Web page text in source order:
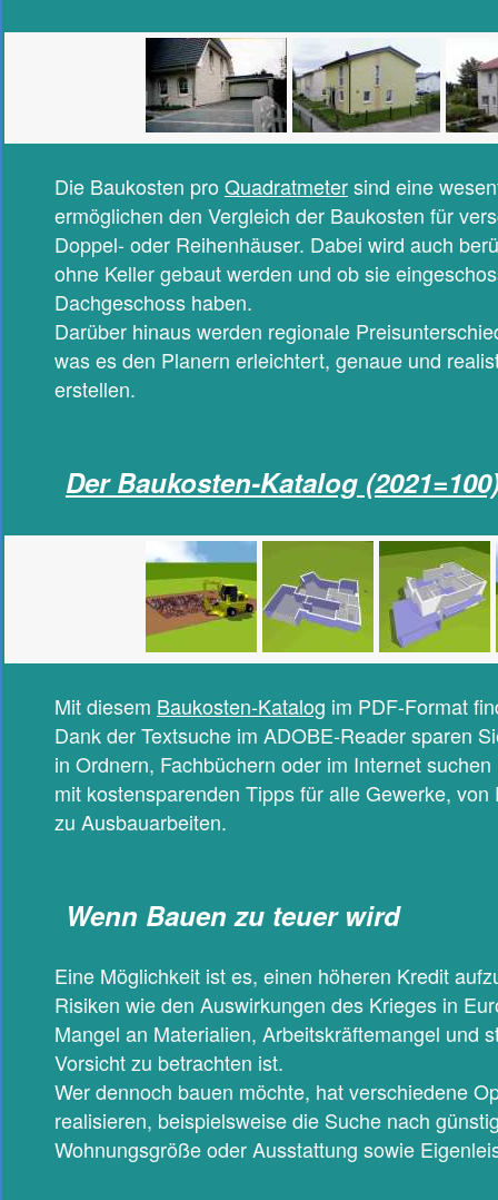
Die Baukosten proQuadratmetersind eine
ermöglichen den Vergleich der Baukosten für
Doppel- oder Reihenhäuser. Dabei wird auch
ohne Keller gebaut werden und ob sie
Dachgeschoss haben.
Darüber hinaus werden regionale
was es den Planern erleichtert, genaue und
erstellen.
Der Baukosten-Katalog
Mit diesem Baukosten-Katalog im PDF-Format
Dank der Textsuche im ADOBE-Reader sparen
in Ordnern, Fachbüchern oder im Internet
mit kostensparenden Tipps für alle Gewerke,
zu Ausbauarbeiten.
Wenn Bauen zu teuer wird
Eine Möglichkeit ist es, einen höheren Kredit
Risiken wie den Auswirkungen des Krieges in
Mangel an Materialien, Arbeitskräftemangel und
Vorsicht zu betrachten ist.
Wer dennoch bauen möchte, hat verschiedene
realisieren, beispielsweise die Suche nach
Wohnungsgröße oder Ausstattung sowie